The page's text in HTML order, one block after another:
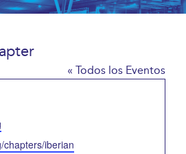
« Todos los Eventos
chapters/iberian